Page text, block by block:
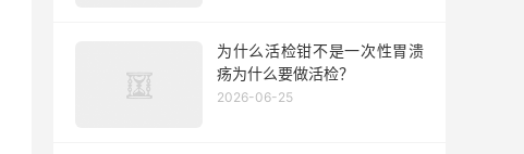
为什么活检钳不是一次性胃溃
疡为什么要做活检？
2026-06-25